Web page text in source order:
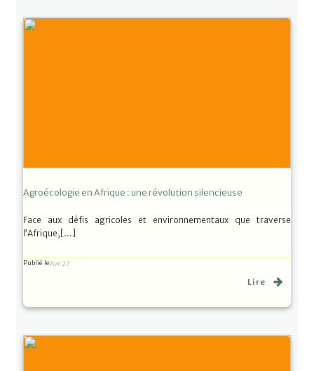
Agroécologie en Afrique : une révolution silencieuse
Face aux défis agricoles et environnementaux que traverse
l’Afrique,[…]
Publié leAvr 27
Lire